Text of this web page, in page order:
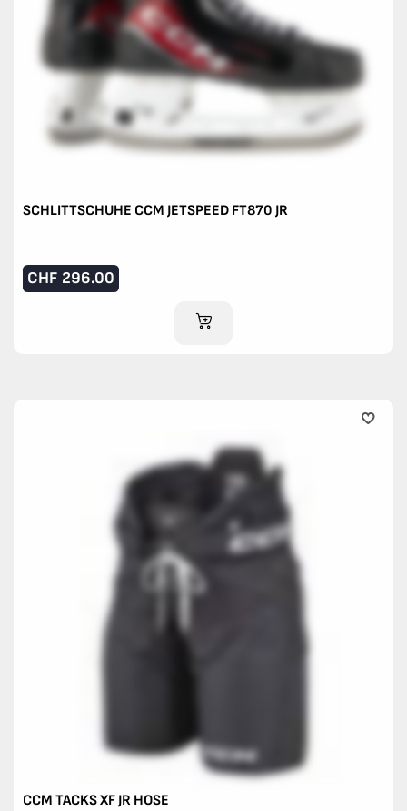
SCHLITTSCHUHE CCM JETSPEED FT870 JR
CHF 296.00
IM WARENKORB
CCM TACKS XF JR HOSE